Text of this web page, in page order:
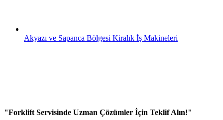
Akyazı ve Sapanca Bölgesi Kiralık İş Makineleri
"Forklift Servisinde Uzman Çözümler İçin Teklif Alın!"